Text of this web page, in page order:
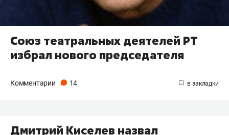
Союз театральных деятелей РТ
избрал нового председателя
Комментарии 14
Дмитрий Киселев назвал